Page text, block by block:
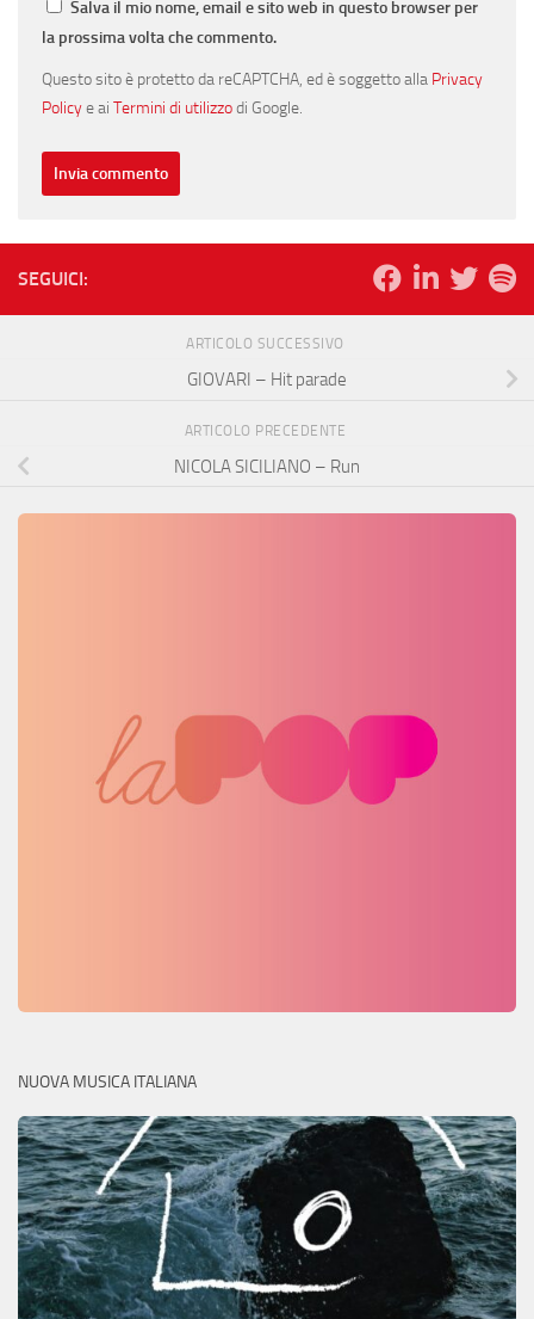
Salva il mio nome, email e sito web in questo browser per
la prossima volta che commento.
Questo sito è protetto da reCAPTCHA, ed è soggetto alla Privacy
Policye ai Termini di utilizzodi Google.
SEGUICI:
ARTICOLO SUCCESSIVO
GIOVARI – Hit parade
ARTICOLO PRECEDENTE
NICOLA SICILIANO – Run
NUOVA MUSICA ITALIANA